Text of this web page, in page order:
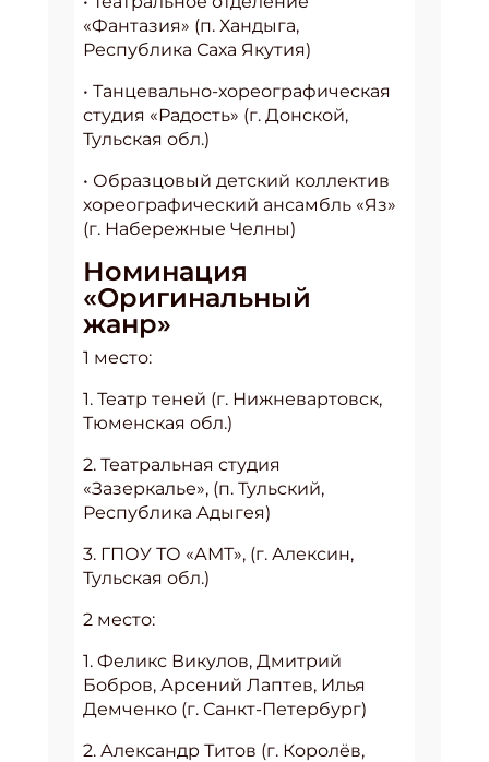
«Фантазия» (п. Хандыга,
Республика Саха Якутия)
• Танцевально-хореографическая
студия «Радость» (г. Донской,
Тульская обл.)
• Образцовый детский коллектив
хореографический ансамбль «Яз»
(г. Набережные Челны)
Номинация
«Оригинальный
жанр»
1 место:
1. Театр теней (г. Нижневартовск,
Тюменская обл.)
2. Театральная студия
«Зазеркалье», (п. Тульский,
Республика Адыгея)
3. ГПОУ ТО «АМТ», (г. Алексин,
Тульская обл.)
2 место:
1. Феликс Викулов, Дмитрий
Бобров, Арсений Лаптев, Илья
Демченко (г. Санкт-Петербург)
2. Александр Титов (г. Королёв,